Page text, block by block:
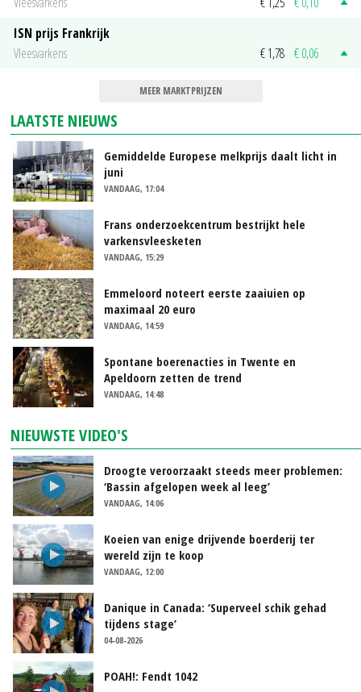
ISN prijs Frankrijk
Vleesvarkens
€ 1,78 € 0,06
MEER MARKTPRIJZEN
LAATSTE NIEUWS
Gemiddelde Europese melkprijs daalt licht in
juni
VANDAAG, 17:04
Frans onderzoekcentrum bestrijkt hele
varkensvleesketen
VANDAAG, 15:29
Emmeloord noteert eerste zaaiuien op
maximaal 20 euro
VANDAAG, 14:59
Spontane boerenacties in Twente en
Apeldoorn zetten de trend
VANDAAG, 14:48
NIEUWSTE VIDEO'S
Droogte veroorzaakt steeds meer problemen:
‘Bassin afgelopen week al leeg’
VANDAAG, 14:06
Koeien van enige drijvende boerderij ter
wereld zijn te koop
VANDAAG, 12:00
Danique in Canada: ‘Superveel schik gehad
tijdens stage’
04-08-2026
POAH!: Fendt 1042